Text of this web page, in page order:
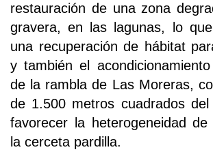
restauración de una zona
gravera, en las lagunas, lo
una recuperación de hábitat
y también el
de la rambla de Las Moreras,
de 1.500 metros cuadrados
favorecer la heterogeneidad
la cerceta pardilla.